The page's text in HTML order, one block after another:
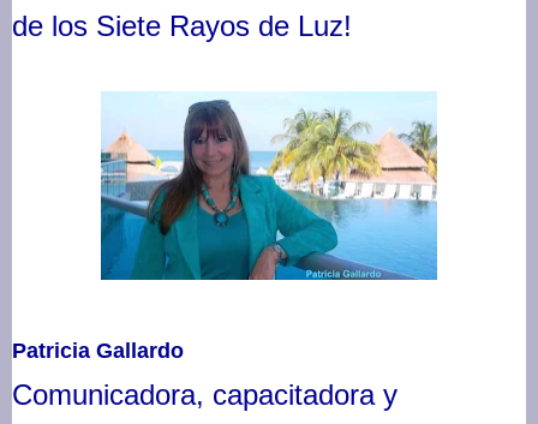
de los Siete Rayos de Luz!
Patricia Gallardo
Comunicadora, capacitadora y